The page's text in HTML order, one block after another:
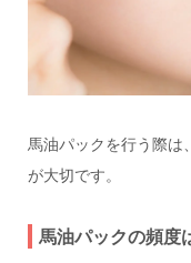
馬油パックを行う際は
が大切です。
馬油パックの頻度